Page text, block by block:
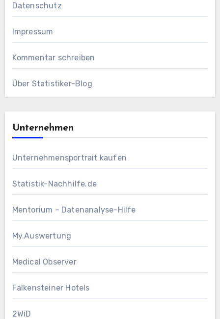
Datenschutz
Impressum
Kommentar schreiben
Über Statistiker-Blog
Unternehmen
Unternehmensportrait kaufen
Statistik-Nachhilfe.de
Mentorium – Datenanalyse-Hilfe
My.Auswertung
Medical Observer
Falkensteiner Hotels
2WiD